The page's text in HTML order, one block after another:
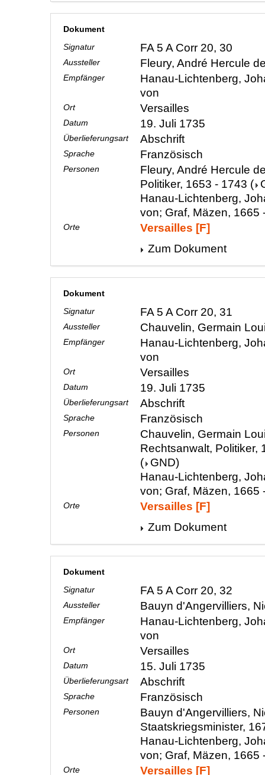
Dokument
Signatur
FA 5 A Corr 20, 30
Aussteller Fleury, André Hercule
Empfänger
Hanau-Lichtenberg,
von
Ort Versailles
Datum 19. Juli 1735
Überlieferungsart Abschrift
Sprache Französisch
Personen
Fleury, André Hercule
Politiker, 1653 - 1743 (
Hanau-Lichtenberg,
von; Graf, Mäzen, 1665
Orte
Versailles [F]
Zum Dokument
Dokument
Signatur
FA 5 A Corr 20, 31
Aussteller Chauvelin, Germain
Empfänger
Hanau-Lichtenberg,
von
Ort Versailles
Datum 19. Juli 1735
Überlieferungsart Abschrift
Sprache Französisch
Personen
Chauvelin, Germain
Rechtsanwalt, Politiker,
( GND)
Hanau-Lichtenberg,
von; Graf, Mäzen, 1665
Orte
Versailles [F]
Zum Dokument
Dokument
Signatur
FA 5 A Corr 20, 32
Aussteller Bauyn d'Angervilliers,
Empfänger
Hanau-Lichtenberg,
von
Ort Versailles
Datum 15. Juli 1735
Überlieferungsart Abschrift
Sprache Französisch
Personen
Bauyn d'Angervilliers,
Staatskriegsminister,
Hanau-Lichtenberg,
von; Graf, Mäzen, 1665
Orte Versailles [F]